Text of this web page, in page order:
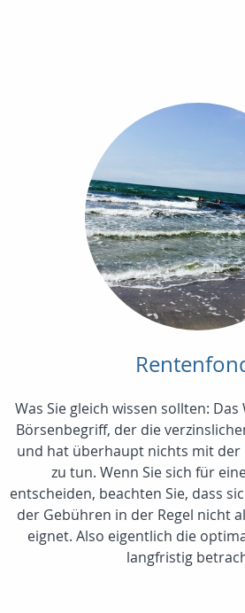
Was Sie gleich wissen sollten:
Börsenbegriff, der die
und hat überhaupt nichts mit der
zu tun. Wenn Sie sich für
entscheiden, beachten Sie, dass
der Gebühren in der Regel nicht
eignet. Also eigentlich die
langfristig